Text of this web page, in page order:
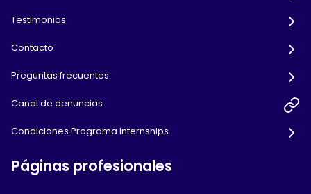
Testimonios
Contacto
Preguntas frecuentes
Canal de denuncias
Condiciones Programa Internships
Páginas profesionales